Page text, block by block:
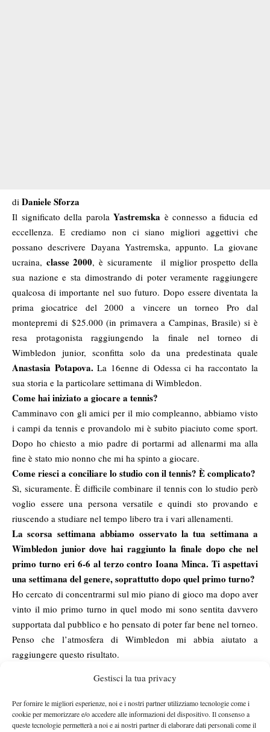
Gestisci la tua privacy
Per fornire le migliori esperienze, noi e i nostri partner utilizziamo tecnologie come i
cookie per memorizzare e/o accedere alle informazioni del dispositivo. Il consenso a
queste tecnologie permetterà a noi e ai nostri partner di elaborare dati personali come il
di Daniele Sforza
Il significato della parolaYastremska è connesso a fiducia ed
eccellenza. E crediamo non ci siano migliori aggettivi che
possano descrivere Dayana Yastremska, appunto. La giovane
ucraina, classe 2000, è sicuramente il miglior prospetto della
sua nazione e sta dimostrando di poter veramente raggiungere
qualcosa di importante nel suo futuro. Dopo essere diventata la
prima giocatrice del 2000 a vincere un torneo Pro dal
montepremi di $25.000 (in primavera a Campinas, Brasile) si è
resa protagonista raggiungendo la finale nel torneo di
Wimbledon junior, sconfitta solo da una predestinata quale
Anastasia Potapova.La 16enne di Odessa ci ha raccontato la
sua storia e la particolare settimana di Wimbledon.
Come hai iniziato a giocare a tennis?
Camminavo con gli amici per il mio compleanno, abbiamo visto
i campi da tennis e provandolo mi è subito piaciuto come sport.
Dopo ho chiesto a mio padre di portarmi ad allenarmi ma alla
fine è stato mio nonno che mi ha spinto a giocare.
Come riesci a conciliare lo studio con il tennis? È complicato?
Sì, sicuramente. È difficile combinare il tennis con lo studio però
voglio essere una persona versatile e quindi sto provando e
riuscendo a studiare nel tempo libero tra i vari allenamenti.
La scorsa settimana abbiamo osservato la tua settimana a
Wimbledon junior dove hai raggiunto la finale dopo che nel
primo turno eri 6-6 al terzo contro Ioana Minca. Ti aspettavi
una settimana del genere, soprattutto dopo quel primo turno?
Ho cercato di concentrarmi sul mio piano di gioco ma dopo aver
vinto il mio primo turno in quel modo mi sono sentita davvero
supportata dal pubblico e ho pensato di poter far bene nel torneo.
Penso che l’atmosfera di Wimbledon mi abbia aiutato a
raggiungere questo risultato.
contro la Potapova, in finale, è successo di tutto con le tue
chiamate di Hawk Eye. Eri certa che fossero uscite o magari
hai chiesto Hawk Eye quasi per disperazione?